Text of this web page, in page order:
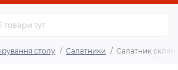
столу Салатники Салатник